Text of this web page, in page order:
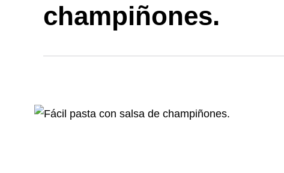
champiñones.